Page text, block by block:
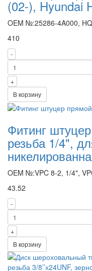
(02-), Hyundai
OEM №:25286-4A000,
410
-
+
В корзину
Фитинг
резьба 1/4",
OEM №:VPC 8-2, 1/4",
43.52
-
+
В корзину